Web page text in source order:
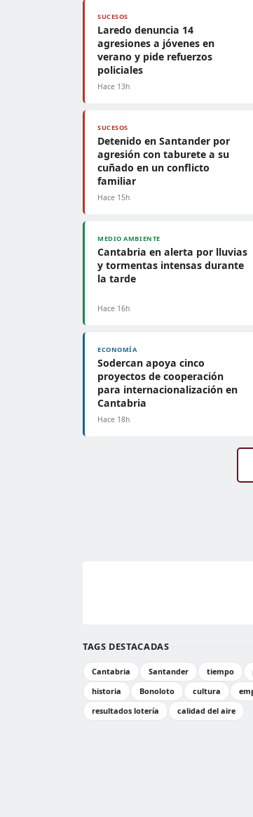
SUCESOS
Laredo denuncia 14
agresiones a jóvenes en
verano y pide refuerzos
policiales
Hace 13h
SUCESOS
Detenido en Santander por
agresión con taburete a su
cuñado en un conflicto
familiar
Hace 15h
MEDIO AMBIENTE
Cantabria en alerta por lluvias
y tormentas intensas durante
la tarde
Hace 16h
ECONOMÍA
Sodercan apoya cinco
proyectos de cooperación
para internacionalización en
Cantabria
Hace 18h
TAGS DESTACADAS
Cantabria Santander tiempo
historia
Bonoloto cultura
resultados lotería
calidad del aire